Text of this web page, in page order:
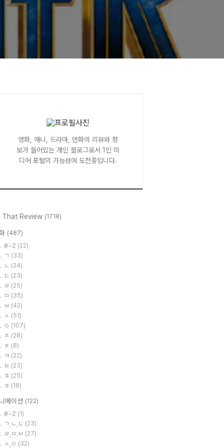
영화, 애니, 드라마, 만화의 리뷰와 정
보가 들어있는 개인 블로그로서 1인 미
디어 포털의 가능성에 도전중입니다.
That Review (1718)
(487)
#~Z (22)
ㄱ (33)
ㄴ (24)
ㄷ (23)
ㄹ (25)
ㅁ (35)
ㅂ (42)
ㅅ (51)
ㅇ (107)
ㅈ (28)
ㅊ (8)
ㅋ (22)
ㅌ (23)
ㅍ (25)
ㅎ (18)
메이션 (122)
#~Z (1)
ㄱ,ㄴ,ㄷ (23)
ㄹ,ㅁ.ㅂ (27)
ㅅ,ㅇ (32)